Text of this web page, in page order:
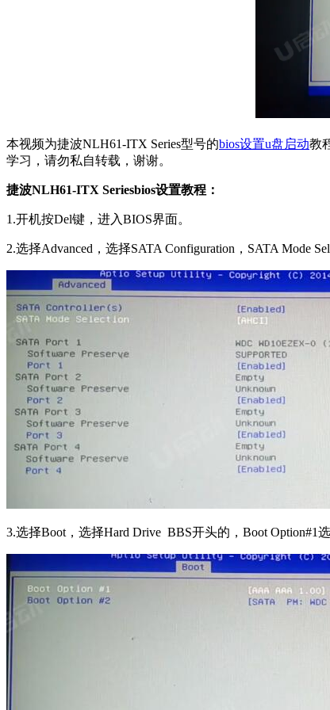
本视频为捷波NLH61-ITX Series型号的bios设置u盘启动教
学习，请勿私自转载，谢谢。
捷波NLH61-ITX Seriesbios设置教程：
1.开机按Del键，进入BIOS界面。
2.选择Advanced，选择SATA Configuration，SATA Mode
3.选择Boot，选择Hard Drive BBS开头的，Boot Option#1